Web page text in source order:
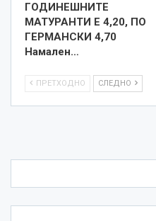
ГОДИНЕШНИТЕ
МАТУРАНТИ Е 4,20, ПО
ГЕРМАНСКИ 4,70
Намален…
ПРЕТХОДНО СЛЕДНО